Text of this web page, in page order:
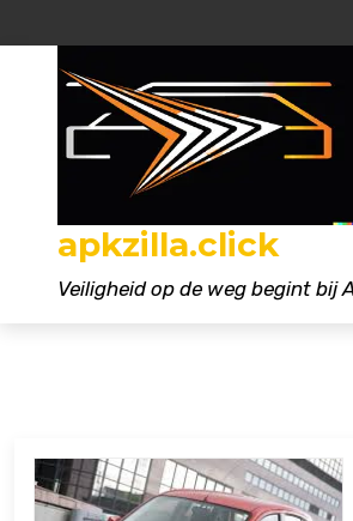
apkzilla.click
Veiligheid op de weg begint bij